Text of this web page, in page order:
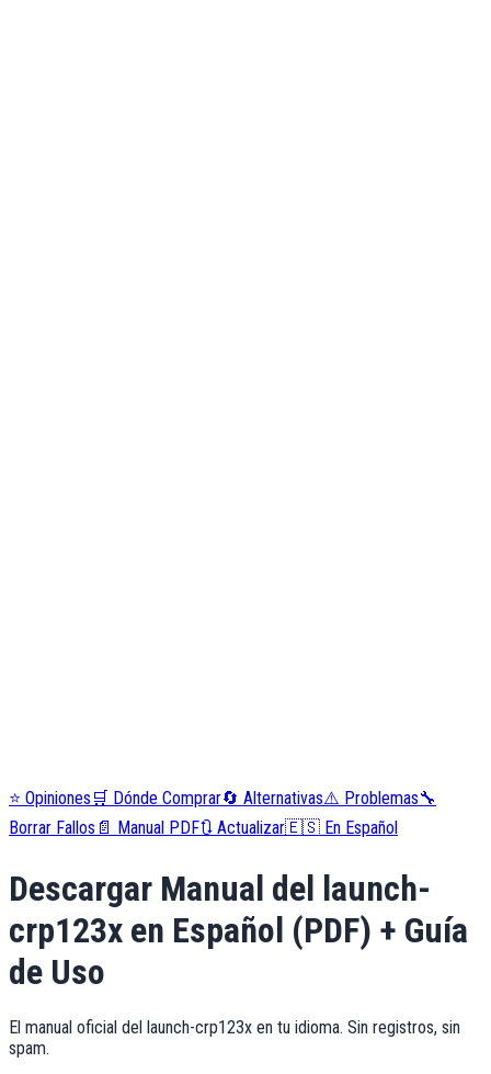
⭐ Opiniones 🛒 Dónde Comprar🔄 Alternativas⚠️ Problemas🔧
Borrar Fallos 📄 Manual PDF🔃 Actualizar🇪🇸 En Español
Descargar Manual del
launch-
crp123x en Español (PDF) + Guía
de Uso
El manual oficial del launch-crp123x en tu idioma. Sin registros, sin
spam.